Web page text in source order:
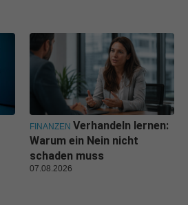
FINANZEN Verhandeln lernen:
Warum ein Nein nicht
schaden muss
07.08.2026